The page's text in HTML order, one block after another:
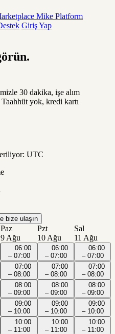
Mike Platform
Giriş Yap
30 dakika, işe alım
yok, kredi kartı
UTC
bize ulaşın
Paz
9 Ağu
06:00
– 07:00
07:00
– 08:00
08:00
– 09:00
09:00
– 10:00
10:00
– 11:00
Pzt
10 Ağu
06:00
– 07:00
07:00
– 08:00
08:00
– 09:00
09:00
– 10:00
10:00
– 11:00
Sal
11 Ağu
06:00
– 07:00
07:00
– 08:00
08:00
– 09:00
09:00
– 10:00
10:00
– 11:00